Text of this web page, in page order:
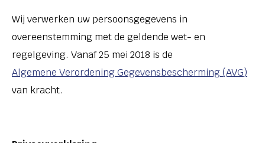
Wij verwerken uw persoonsgegevens in
overeenstemming met de geldende wet- en
regelgeving. Vanaf 25 mei 2018 is de
Algemene Verordening Gegevensbescherming (AVG)
van kracht.